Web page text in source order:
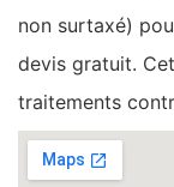
non surtaxé)
devis gratuit.
traitements